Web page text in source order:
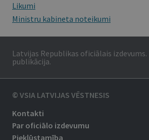
Likumi
Ministru kabineta noteikumi
Latvijas Republikas oficiālais
publikācija.
© VSIA LATVIJAS VĒSTNESIS
Kontakti
Par oficiālo izdevumu
Piekļūstamība